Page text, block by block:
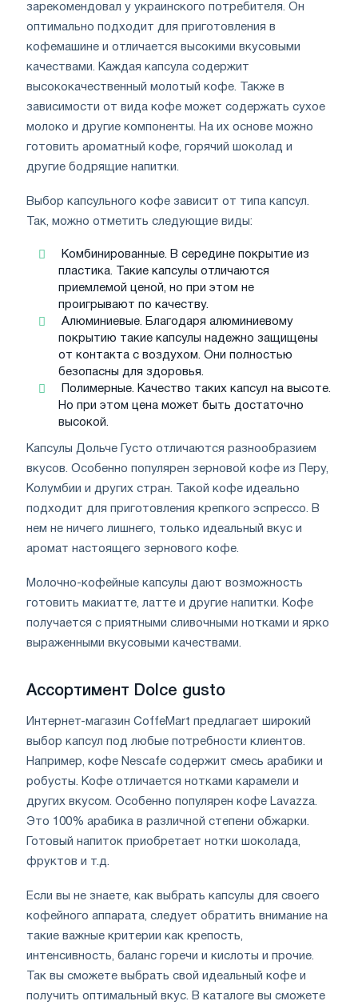
зарекомендовал у украинского потребителя. Он
оптимально подходит для приготовления в
кофемашине и отличается высокими вкусовыми
качествами. Каждая капсула содержит
высококачественный молотый кофе. Также в
зависимости от вида кофе может содержать сухое
молоко и другие компоненты. На их основе можно
готовить ароматный кофе, горячий шоколад и
другие бодрящие напитки.
Выбор капсульного кофе зависит от типа капсул.
Так, можно отметить следующие виды:
Комбинированные. В середине покрытие из
пластика. Такие капсулы отличаются
приемлемой ценой, но при этом не
проигрывают по качеству.
Алюминиевые. Благодаря алюминиевому
покрытию такие капсулы надежно защищены
от контакта с воздухом. Они полностью
безопасны для здоровья.
Полимерные. Качество таких капсул на высоте.
Но при этом цена может быть достаточно
высокой.
Капсулы Дольче Густо отличаются разнообразием
вкусов. Особенно популярен зерновой кофе из Перу,
Колумбии и других стран. Такой кофе идеально
подходит для приготовления крепкого эспрессо. В
нем не ничего лишнего, только идеальный вкус и
аромат настоящего зернового кофе.
Молочно-кофейные капсулы дают возможность
готовить макиатте, латте и другие напитки. Кофе
получается с приятными сливочными нотками и ярко
выраженными вкусовыми качествами.
Ассортимент Dolce gusto
Интернет-магазин CoffeMart предлагает широкий
выбор капсул под любые потребности клиентов.
Например, кофе Nescafe содержит смесь арабики и
робусты. Кофе отличается нотками карамели и
других вкусом. Особенно популярен кофе Lavazza.
Это 100% арабика в различной степени обжарки.
Готовый напиток приобретает нотки шоколада,
фруктов и т.д.
Если вы не знаете, как выбрать капсулы для своего
кофейного аппарата, следует обратить внимание на
такие важные критерии как крепость,
интенсивность, баланс горечи и кислоты и прочие.
Так вы сможете выбрать свой идеальный кофе и
получить оптимальный вкус. В каталоге вы сможете